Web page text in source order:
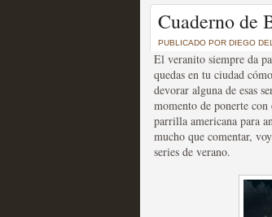
Un recorrido
of Thrones
MOLTISANTI
Recomendación de la
La burbuja
Cuaderno de
PUBLICADO POR DIEGO
El veranito siempre da
quedas en tu ciudad
devorar alguna de esas
momento de ponerte con
parrilla americana para
mucho que comentar,
series de verano.